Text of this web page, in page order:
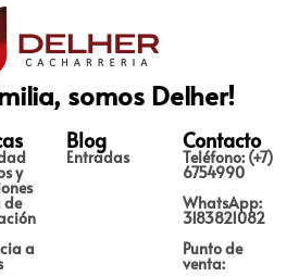
somos Delher!
y
de
a
Blog
Entradas
Contacto
Teléfono: (+7)
6754990
WhatsApp:
3183821082
Punto de
venta: